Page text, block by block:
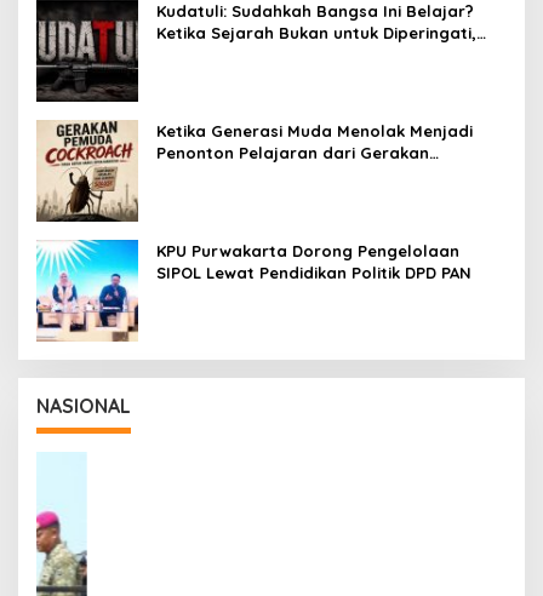
Kudatuli: Sudahkah Bangsa Ini Belajar?
Ketika Sejarah Bukan untuk Diperingati,
Ketika Generasi Muda Menolak Menjadi
Penonton Pelajaran dari Gerakan
KPU Purwakarta Dorong Pengelolaan
SIPOL Lewat Pendidikan Politik DPD PAN
NASIONAL